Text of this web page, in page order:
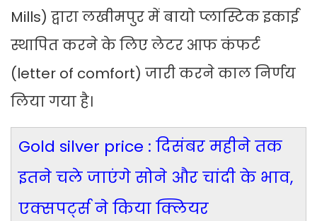
Mills) द्वारा लखीमपुर में बायो प्लास्टिक इकाई
स्थापित करने के लिए लेटर आफ कंफर्ट
(letter of comfort) जारी करने काल निर्णय
लिया गया है।
Gold silver price : दिसंबर महीने तक
इतने चले जाएंगे सोने और चांदी के भाव,
एक्सपर्ट्स ने किया क्लियर